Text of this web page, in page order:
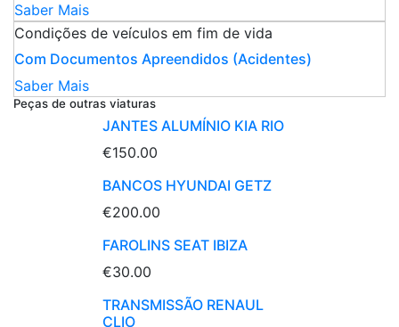
Saber Mais
Condições de veículos em fim de vida
Com Documentos Apreendidos (Acidentes)
Saber Mais
Peças de outras viaturas
JANTES ALUMÍNIO KIA RIO
€150.00
BANCOS HYUNDAI GETZ
€200.00
FAROLINS SEAT IBIZA
€30.00
TRANSMISSÃO RENAUL
CLIO